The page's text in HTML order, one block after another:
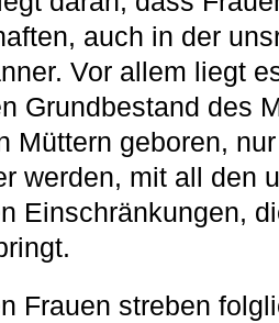
auch in der
Vor allem liegt
Grundbestand des
Müttern geboren,
werden, mit all den
Einschränkungen,
Frauen streben